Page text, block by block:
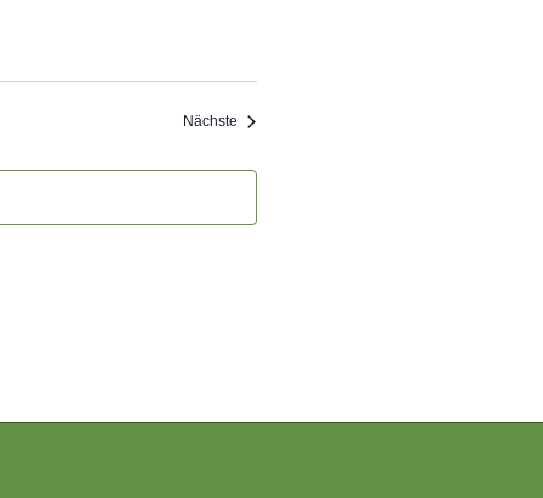
Nächste Veranstaltungen